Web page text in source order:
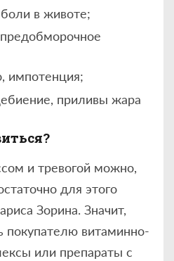
в животе;
импотенция;
приливы жара
и тревогой можно,
для этого
Зорина. Значит,
покупателю витаминно-
или препараты с